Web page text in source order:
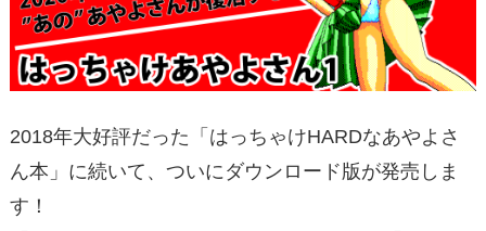
2018年大好評だった「はっちゃけHARDなあやよさ
ん本」に続いて、ついにダウンロード版が発売しま
す！